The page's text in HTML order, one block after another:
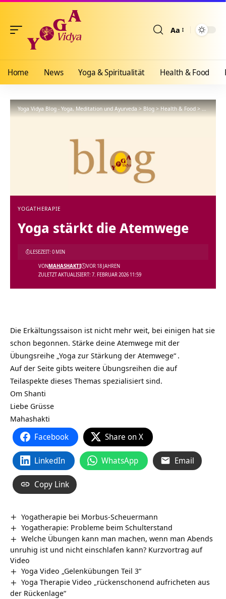
Aa
Home News Yoga & Spiritualität Health & Food
Yoga Vidya Blog - Yoga, Meditation und Ayurveda>Blog>Health & Food>
YOGATHERAPIE
Yoga stärkt die Atemwege
ZULETZT AKTUALISIERT: 7. FEBRUAR 2026 11:59
VONMAHASHAKTI VOR 18 JAHREN
LESEZEIT: 0 MIN
Die Erkältungssaison ist nicht mehr weit, bei einigen hat sie
schon begonnen. Stärke deine Atemwege mit der
Übungsreihe „Yoga zur Stärkung der Atemwege“ .
Auf der Seite gibts weitere Übungsreihen die auf
Teilaspekte dieses Themas spezialisiert sind.
Om Shanti
Liebe Grüsse
Mahashakti
Facebook Share on X
LinkedIn WhatsApp Email
Copy Link
Yogatherapie bei Morbus-Scheuermann
Yogatherapie: Probleme beim Schulterstand
Welche Übungen kann man machen, wenn man Abends
unruhig ist und nicht einschlafen kann? Kurzvortrag auf
Video
Yoga Video „Gelenkübungen Teil 3“
Yoga Therapie Video „rückenschonend aufricheten aus
der Rückenlage“